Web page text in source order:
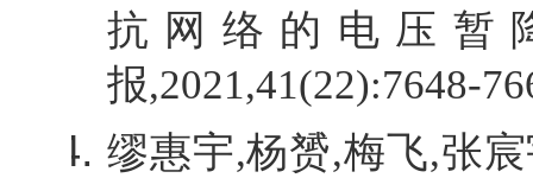
抗网络的电压暂
报,2021,41(22):7648-
缪惠宇,杨赟,梅飞,张